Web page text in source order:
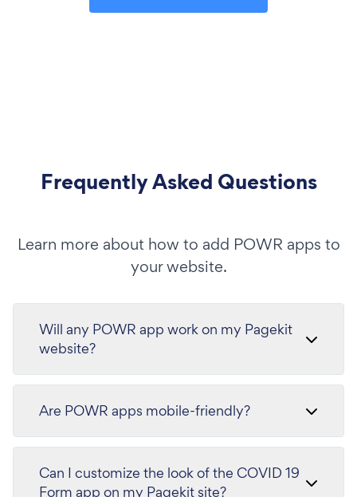
Frequently Asked Questions
Learn more about how to add POWR apps to
your website.
Will any POWR app work on my Pagekit
website?
Are POWR apps mobile-friendly?
Can I customize the look of the COVID 19
Form app on my Pagekit site?